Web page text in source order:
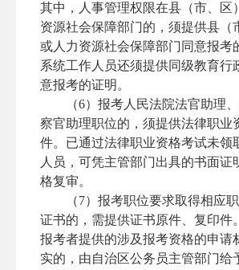
其中，人事管理权限在县（市、区
资源社会保障部门的，须提供县（
或人力资源社会保障部门同意报考
系统工作人员还须提供同级教育行
意报考的证明。
（6）报考人民法院法官助理
察官助理职位的，须提供法律职业
件。已通过法律职业资格考试未领
人员，可凭主管部门出具的书面证
格复审。
（7）报考职位要求取得相应
证书的，需提供证书原件、复印件。
报考者提供的涉及报考资格的申请
实的，由自治区公务员主管部门给